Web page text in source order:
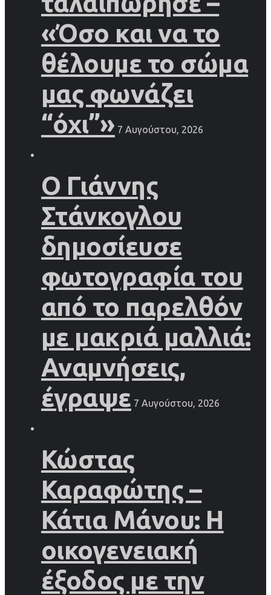
«Όσο και να το
θέλουμε το σώμα
μας φωνάζει
“όχι”» 7 Αυγούστου, 2026
Ο Γιάννης
Στάνκογλου
δημοσίευσε
φωτογραφία του
από το παρελθόν
με μακριά μαλλιά:
Αναμνήσεις,
έγραψε 7 Αυγούστου, 2026
Κώστας
Καραφώτης –
Κάτια Μάνου: Η
οικογενειακή
έξοδος με την